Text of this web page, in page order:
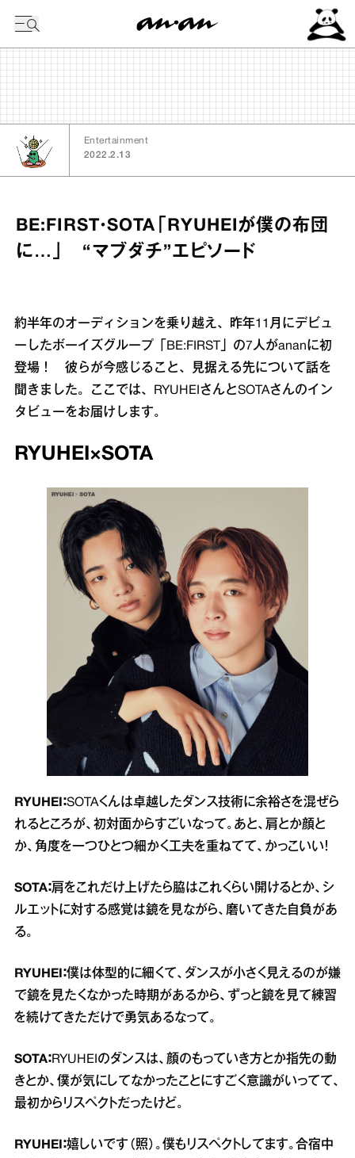
Entertainment
2022.2.13
BE:FIRST・SOTA「RYUHEIが僕の布団
に…」 “マブダチ”エピソード
約半年のオーディションを乗り越え、昨年11月にデビュ
ーしたボーイズグループ「BE:FIRST」の7人がananに初
登場！ 彼らが今感じること、見据える先について話を
聞きました。ここでは、RYUHEIさんとSOTAさんのイン
タビューをお届けします。
RYUHEI×SOTA
RYUHEI：SOTAくんは卓越したダンス技術に余裕さを混ぜら
れるところが、初対面からすごいなって。あと、肩とか顔と
か、角度を一つひとつ細かく工夫を重ねてて、かっこいい！
SOTA：肩をこれだけ上げたら脇はこれくらい開けるとか、シ
ルエットに対する感覚は鏡を見ながら、磨いてきた自負があ
る。
RYUHEI：僕は体型的に細くて、ダンスが小さく見えるのが嫌
で鏡を見たくなかった時期があるから、ずっと鏡を見て練習
を続けてきただけで勇気あるなって。
SOTA：RYUHEIのダンスは、顔のもっていき方とか指先の動
きとか、僕が気にしてなかったことにすごく意識がいってて、
最初からリスペクトだったけど。
RYUHEI：嬉しいです（照）。僕もリスペクトしてます。合宿中